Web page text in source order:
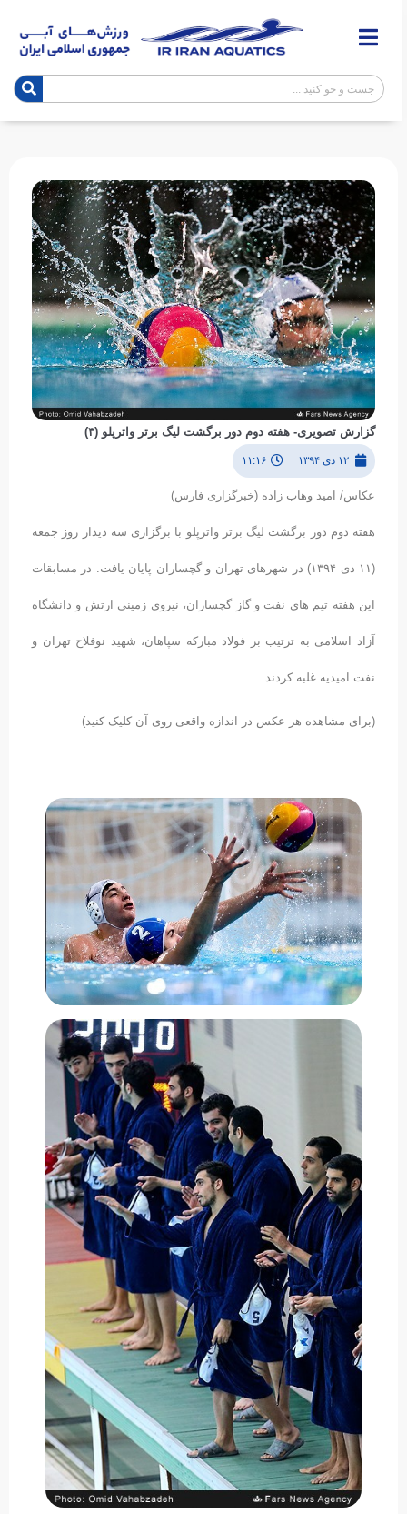
گزارش تصویری- هفته دوم دور برگشت لیگ برتر واترپلو (۳)
۱۲ دی ۱۳۹۴ ۱۱:۱۶
عکاس/ امید وهاب زاده (خبرگزاری فارس)
هفته دوم دور برگشت لیگ برتر واترپلو با برگزاری سه دیدار روز جمعه
(۱۱ دی ۱۳۹۴) در شهرهای تهران و گچساران پایان یافت. در مسابقات
این هفته تیم های نفت و گاز گچساران، نیروی زمینی ارتش و دانشگاه
آزاد اسلامی به ترتیب بر فولاد مبارکه سپاهان، شهید نوفلاح تهران و
نفت امیدیه غلبه کردند.
(برای مشاهده هر عکس در اندازه واقعی روی آن کلیک کنید)